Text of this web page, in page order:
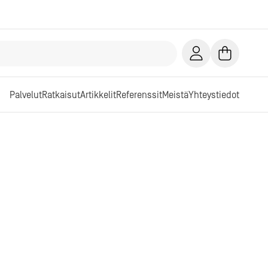
PalvelutRatkaisutArtikkelitReferenssitMeistäYhteystiedot